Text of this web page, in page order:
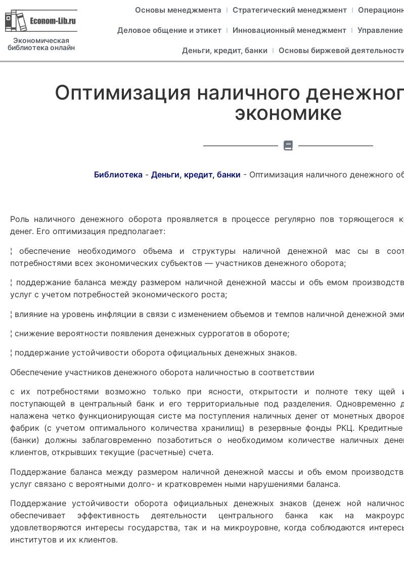
Экономическая
библиотека онлайн
Основы менеджмента Стратегический менеджмент
Деловое общение и этикет Инновационный менеджмент
Деньги, кредит, банки Основы биржевой
Оптимизация наличного
экономике
Библиотека- Деньги, кредит, банки - Оптимизация наличного денежного
Роль наличного денежного оборота проявляется в процессе регулярно пов торяющегося
денег. Его оптимизация предполагает:
¦ обеспечение необходимого объема и структуры наличной денежной мас сы в
потребностями всех экономических субъектов — участников денежного оборота;
¦ поддержание баланса между размером наличной денежной массы и объ емом
услуг с учетом потребностей экономического роста;
¦ влияние на уровень инфляции в связи с изменением объемов и темпов наличной денежной
¦ снижение вероятности появления денежных суррогатов в обороте;
¦ поддержание устойчивости оборота официальных денежных знаков.
Обеспечение участников денежного оборота наличностью в соответствии
с их потребностями возможно только при ясности, открытости и полноте теку щей
поступающей в центральный банк и его территориальные под разделения. Одновременно
налажена четко функционирующая систе ма поступления наличных денег от монетных
фабрик (с учетом оптимального количества хранилищ) в резервные фонды РКЦ.
(банки) должны заблаговременно позаботиться о необходимом количестве наличных
клиентов, открывших текущие (расчетные) счета.
Поддержание баланса между размером наличной денежной массы и объ емом
услуг связано с вероятными долго- и кратковремен ными нарушениями баланса.
Поддержание устойчивости оборота официальных денежных знаков (денеж ной
обеспечивает эффективность деятельности центрального банка как на
удовлетворяются интересы государства, так и на микроуровне, когда соблюдаются
институтов и их клиентов.